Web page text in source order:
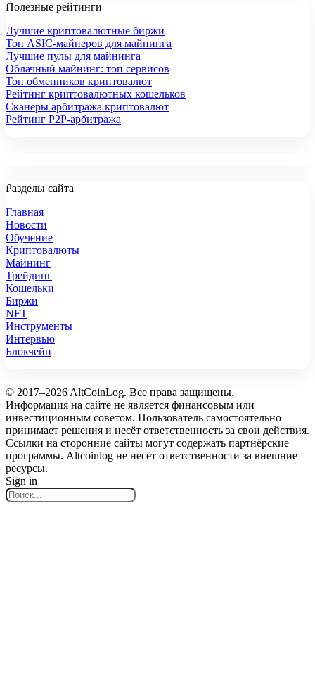
Полезные рейтинги
Лучшие криптовалютные биржи
Топ ASIC-майнеров для майнинга
Лучшие пулы для майнинга
Облачный майнинг: топ сервисов
Топ обменников криптовалют
Рейтинг криптовалютных кошельков
Сканеры арбитража криптовалют
Рейтинг P2P-арбитража
Разделы сайта
Главная
Новости
Обучение
Криптовалюты
Майнинг
Трейдинг
Кошельки
Биржи
NFT
Инструменты
Интервью
Блокчейн
© 2017–2026 AltCoinLog. Все права защищены.
Информация на сайте не является финансовым или
инвестиционным советом. Пользователь самостоятельно
принимает решения и несёт ответственность за свои действия.
Ссылки на сторонние сайты могут содержать партнёрские
программы. Altcoinlog не несёт ответственности за внешние
ресурсы.
Sign in